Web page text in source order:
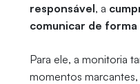
responsável, a
comunicar de forma
Para ele, a monitoria
momentos